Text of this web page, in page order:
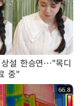
설 한승연…"목디
중"